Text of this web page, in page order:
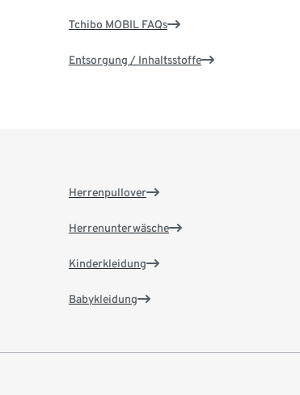
Tchibo MOBIL FAQs
Entsorgung / Inhaltsstoffe
Herrenpullover
Herrenunterwäsche
Kinderkleidung
Babykleidung